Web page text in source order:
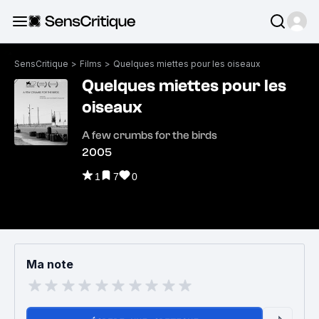
SensCritique > Films > Quelques miettes pour les oiseaux
Quelques miettes pour les
oiseaux
A few crumbs for the birds
2005
1 7 0
Ma note